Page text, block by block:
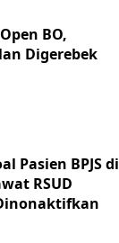
BO,
Digerebek
Pasien BPJS di
RSUD